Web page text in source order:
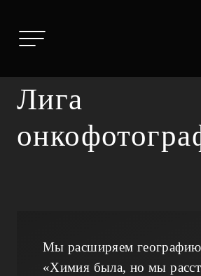
Лига
Мы расширяем географию
«Химия была, но мы